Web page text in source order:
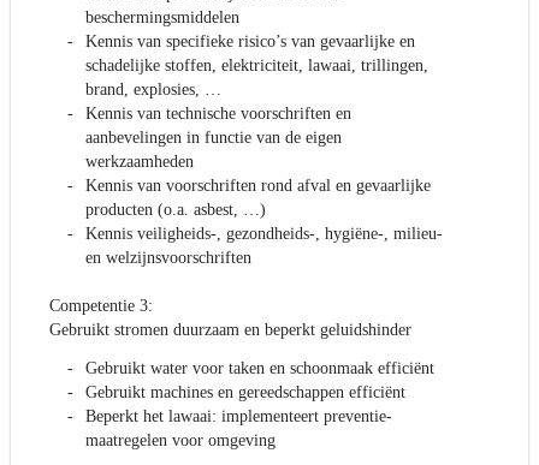
beschermingsmiddelen
Kennis van specifieke risico’s van gevaarlijke en
schadelijke stoffen, elektriciteit, lawaai, trillingen,
brand, explosies, …
Kennis van technische voorschriften en
aanbevelingen in functie van de eigen
werkzaamheden
Kennis van voorschriften rond afval en gevaarlijke
producten (o.a. asbest, …)
Kennis veiligheids-, gezondheids-, hygiëne-, milieu-
en welzijnsvoorschriften
Competentie 3:
Gebruikt stromen duurzaam en beperkt geluidshinder
Gebruikt water voor taken en schoonmaak efficiënt
Gebruikt machines en gereedschappen efficiënt
Beperkt het lawaai: implementeert preventie-
maatregelen voor omgeving